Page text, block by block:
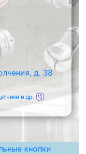
д. 38
и др.
кнопки